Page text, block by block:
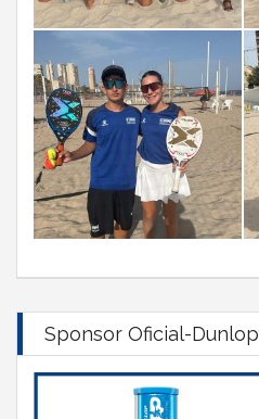
Sponsor Oficial-Dunlop